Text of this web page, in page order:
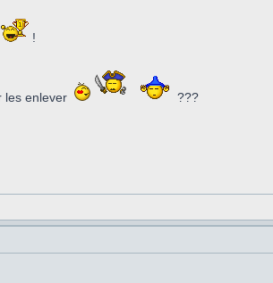
!
les enlever ???